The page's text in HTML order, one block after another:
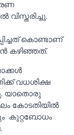
വിസ്തരിച്ചു.
കൊണ്ടാണ്
കഴിഞ്ഞത്.
വധശിക്ഷ
യാതൊരു
കോടതിയിൽ
കുറ്റബോധം